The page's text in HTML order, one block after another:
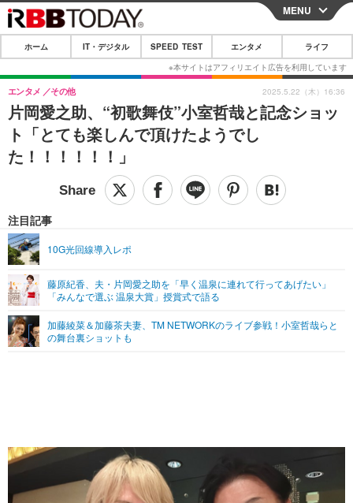
CLOSE
ホーム
IT・デジタル
IT・デジタルTOP スマートフォン
ネタ ガジェット・ツール
ショッピング その他
SPEED TEST
エンタメ
エンタメTOP 映画・ドラマ
音楽
グラビア ブログ
ペット
その他
リリース一覧
プッシュ通知の停止方法
MENU
ホーム IT・デジタル SPEED TEST エンタメ ライフ
片岡愛之助、“初歌舞伎”小室哲哉と記念ショッ
ト「とても楽しんで頂けたようでし
た！！！！！！」
エンタメ その他
注目記事
10G光回線導入レポ
藤原紀香、夫・片岡愛之助を「早く温泉に連れて行ってあげたい」
「みんなで選ぶ 温泉大賞」授賞式で語る
加藤綾菜＆加藤茶夫妻、TM NETWORKのライブ参戦！小室哲哉らと
の舞台裏ショットも
2025.5.22（木）16:36